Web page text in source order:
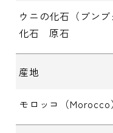
ウニの化石（ブン
化石 原石
産地
モロッコ（Morocco）